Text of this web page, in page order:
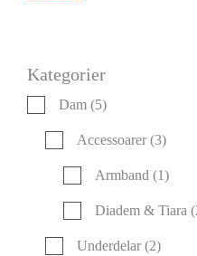
Kategorier
Dam (5)
Accessoarer (3)
Armband (1)
Diadem & Tiara
Underdelar (2)